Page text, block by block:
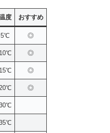
度 おすすめ
5℃ ◎
10℃ ◎
15℃ ◎
20℃ ◎